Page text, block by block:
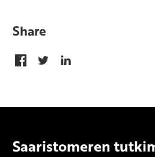
Share
Saaristomeren